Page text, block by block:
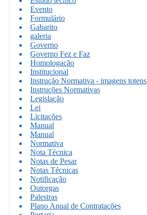
Evento
Formulário
Gabarito
galeria
Governo
Governo Fez e Faz
Homologação
Institucional
Instrução Normativa - imagens totens
Instruções Normativas
Legislação
Lei
Licitações
Manual
Manual
Normativa
Nota Técnica
Notas de Pesar
Notas Técnicas
Notificação
Outorgas
Palestras
Plano Anual de Contratações